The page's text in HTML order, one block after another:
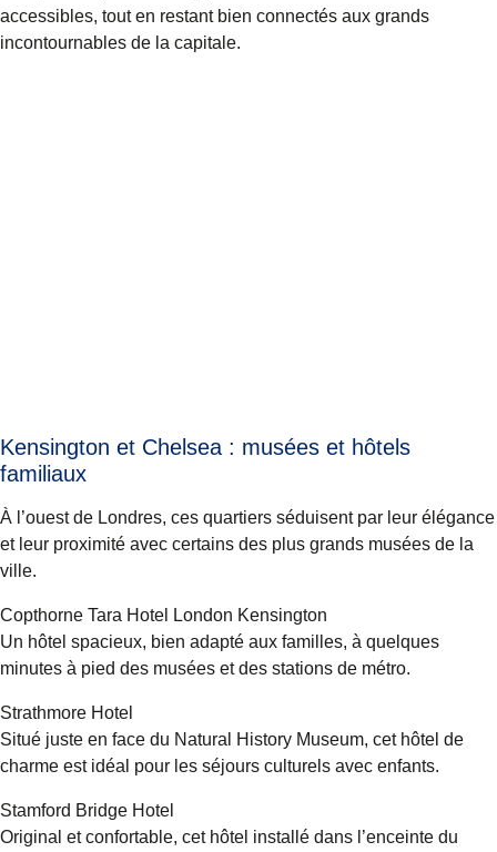
accessibles, tout en restant bien connectés aux grands
incontournables de la capitale.
Kensington et Chelsea : musées et hôtels
familiaux
À l’ouest de Londres, ces quartiers séduisent par leur élégance
et leur proximité avec certains des plus grands musées de la
ville.
Copthorne Tara Hotel London Kensington
Un hôtel spacieux, bien adapté aux familles, à quelques
minutes à pied des musées et des stations de métro.
Strathmore Hotel
Situé juste en face du Natural History Museum, cet hôtel de
charme est idéal pour les séjours culturels avec enfants.
Stamford Bridge Hotel
Original et confortable, cet hôtel installé dans l’enceinte du